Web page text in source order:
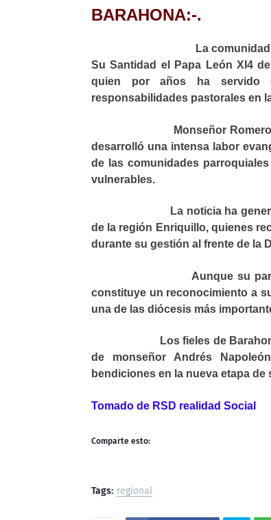
BARAHONA:-.
La
Su Santidad el Papa León XI4
quien por años ha servido
responsabilidades pastorales en
Monseñor Romero
desarrolló una intensa labor
de las comunidades
vulnerables.
La noticia ha generado
de la región Enriquillo, quienes
durante su gestión al frente de la
Aunque su partida
constituye un reconocimiento a
una de las diócesis más
Los fieles de Barahona han
de monseñor Andrés
bendiciones en la nueva etapa
Tomado de RSD realidad Social
Comparte esto:
Tags: regional